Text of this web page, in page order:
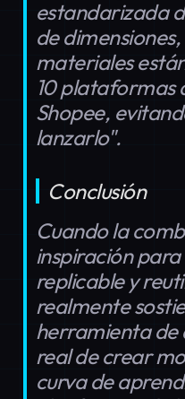
estandarizada
de
materiales
10 plataformas
Shopee,
lanzarlo".
Conclusión
Cuando la
inspiración
replicable y
realmente
herramienta de
real de crear
curva de